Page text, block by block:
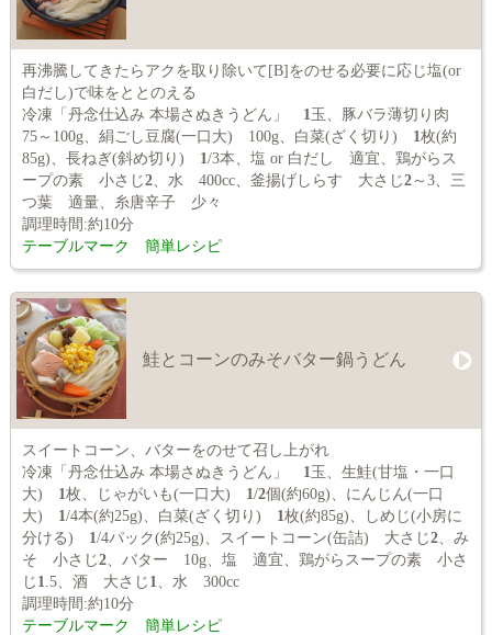
再沸騰してきたらアクを取り除いて[B]をのせる必要に応じ塩(or
白だし)で味をととのえる
冷凍「丹念仕込み 本場さぬきうどん」 1 玉、豚バラ薄切り肉
75～100g、絹ごし豆腐(一口大) 100g、白菜(ざく切り) 1 枚(約
85g)、長ねぎ(斜め切り) 1 /3本、塩 or 白だし 適宜、鶏がらス
ープの素 小さじ2、水 400cc、釜揚げしらす 大さじ2～3、三
つ葉 適量、糸唐辛子 少々
調理時間:約10分
テーブルマーク 簡単レシピ
鮭とコーンのみそバター鍋うどん
スイートコーン、バターをのせて召し上がれ
冷凍「丹念仕込み 本場さぬきうどん」 1 玉、生鮭(甘塩・一口
大) 1 枚、じゃがいも(一口大) 1 /2個(約60g)、にんじん(一口
大) 1 /4本(約25g)、白菜(ざく切り) 1 枚(約85g)、しめじ(小房に
分ける) 1 /4パック(約25g)、スイートコーン(缶詰) 大さじ2、み
そ 小さじ2、バター 10g、塩 適宜、鶏がらスープの素 小さ
じ 1 .5、酒 大さじ 1
、水 300cc
調理時間:約10分
テーブルマーク 簡単レシピ